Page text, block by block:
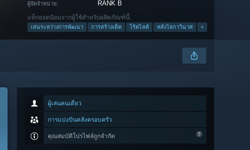
ผู้จัดจำหน่าย: RANK B
แท็กยอดนิยมจากผู้ใช้สำหรับผลิตภัณฑ์นี้:
เล่นระหว่างการพัฒนา การสร้างเด็ค โร้คไลค์ หลังโลกาวินาศ +
ผู้เล่นคนเดียว
การแบ่งปันคลังครอบครัว
คุณสมบัติโปรไฟล์ถูกจำกัด